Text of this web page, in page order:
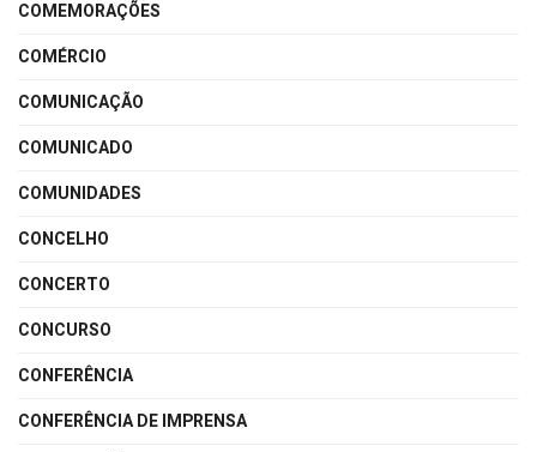
COMEMORAÇÕES
COMÉRCIO
COMUNICAÇÃO
COMUNICADO
COMUNIDADES
CONCELHO
CONCERTO
CONCURSO
CONFERÊNCIA
CONFERÊNCIA DE IMPRENSA